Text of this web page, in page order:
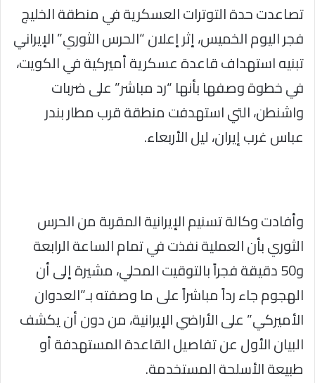
تصاعدت حدة التوترات العسكرية في منطقة الخليج
فجر اليوم الخميس، إثر إعلان “الحرس الثوري” الإيراني
تبنيه استهداف قاعدة عسكرية أميركية في الكويت،
في خطوة وصفها بأنها “رد مباشر” على ضربات
واشنطن، التي استهدفت منطقة قرب مطار بندر
عباس غرب إيران، ليل الأربعاء.
وأفادت وكالة تسنيم الإيرانية المقربة من الحرس
الثوري بأن العملية نفذت في تمام الساعة الرابعة
و50 دقيقة فجراً بالتوقيت المحلي، مشيرة إلى أن
الهجوم جاء رداً مباشراً على ما وصفته بـ”العدوان
الأميركي” على الأراضي الإيرانية، من دون أن يكشف
البيان الأول عن تفاصيل القاعدة المستهدفة أو
طبيعة الأسلحة المستخدمة.